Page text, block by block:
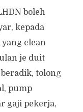
boleh
kepada
clean
je duit
tolong
pump
gaji pekerja,